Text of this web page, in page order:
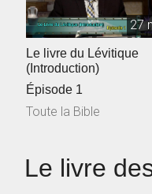
27
Le livre du Lévitique
(Introduction)
Épisode 1
Toute la Bible
Le livre